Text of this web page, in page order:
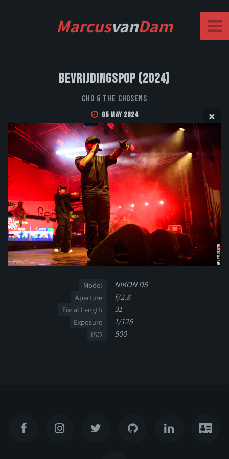
MarcusvanDam
Bevrijdingspop (2024)
CHO & THE CHOSENS
05 May 2024
Model NIKON D5
Aperture f/2.8
Focal Length 31
Exposure 1/125
ISO 500